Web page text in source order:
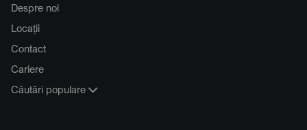
Despre noi
Locații
Contact
Cariere
Căutări populare